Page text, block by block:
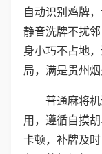
自动识别鸡牌
静音洗牌不扰
身小巧不占地
局，满是贵州烟
普通麻将
用，遵循自摸
卡顿，补牌及